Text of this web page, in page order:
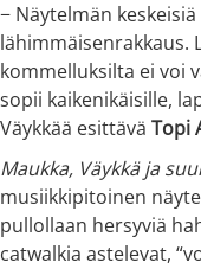
− Näytelmän
lähimmäisenrakkaus.
kommelluksilta ei voi
sopii kaikenikäisille,
Väykkää esittävä Topi
Maukka, Väykkä ja
musiikkipitoinen
pullollaan hersyviä
catwalkia astelevat,